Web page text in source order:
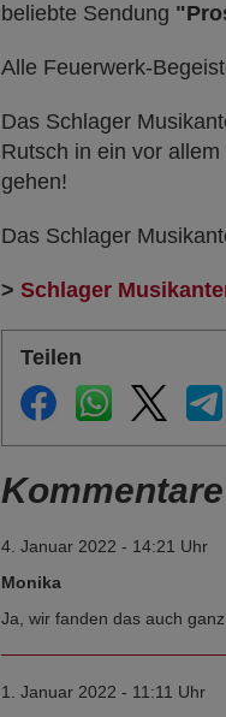
beliebte Sendung
Alle Feuerwerk-
Das Schlager
Rutsch in ein vor
gehen!
Das Schlager
> Schlager
Teilen
Kommentare
4. Januar 2022 - 14:21 Uhr
Monika
Ja, wir fanden das auch
1. Januar 2022 - 11:11 Uhr